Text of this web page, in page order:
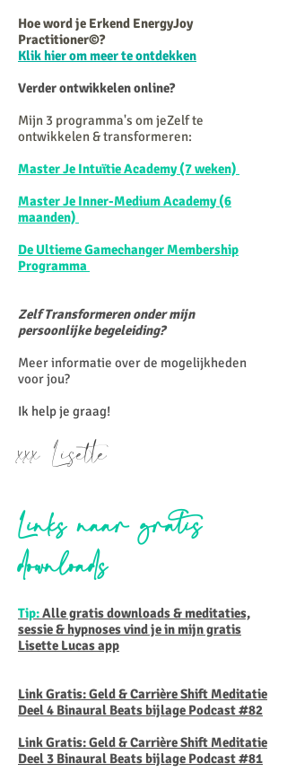
Hoe word je Erkend EnergyJoy
Practitioner©?
Klik hier om meer te ontdekken
Verder ontwikkelen online?
Mijn 3 programma's om jeZelf te
ontwikkelen & transformeren:
Master Je Intuïtie Academy (7 weken)
Master Je Inner-Medium Academy (6
maanden)
De Ultieme Gamechanger Membership
Programma
Zelf Transformeren onder mijn
persoonlijke begeleiding?
Meer informatie over de mogelijkheden
voor jou?
Ik help je graag!
xxx Lisette
Links naar gratis
downloads
Tip:Alle gratis downloads & meditaties,
sessie & hypnoses vind je in mijn gratis
Lisette Lucas app
Link Gratis: Geld & Carrière Shift Meditatie
Deel 4 Binaural Beats bijlage Podcast #82
Link Gratis: Geld & Carrière Shift Meditatie
Deel 3 Binaural Beats bijlage Podcast #81